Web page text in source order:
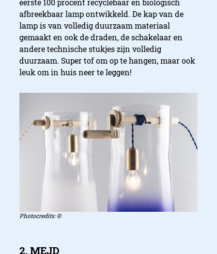
eerste 100 procent recyclebaar en biologisch
afbreekbaar lamp ontwikkeld. De kap van de
lamp is van volledig duurzaam materiaal
gemaakt en ook de draden, de schakelaar en
andere technische stukjes zijn volledig
duurzaam. Super tof om op te hangen, maar ook
leuk om in huis neer te leggen!
Photocredits: ©